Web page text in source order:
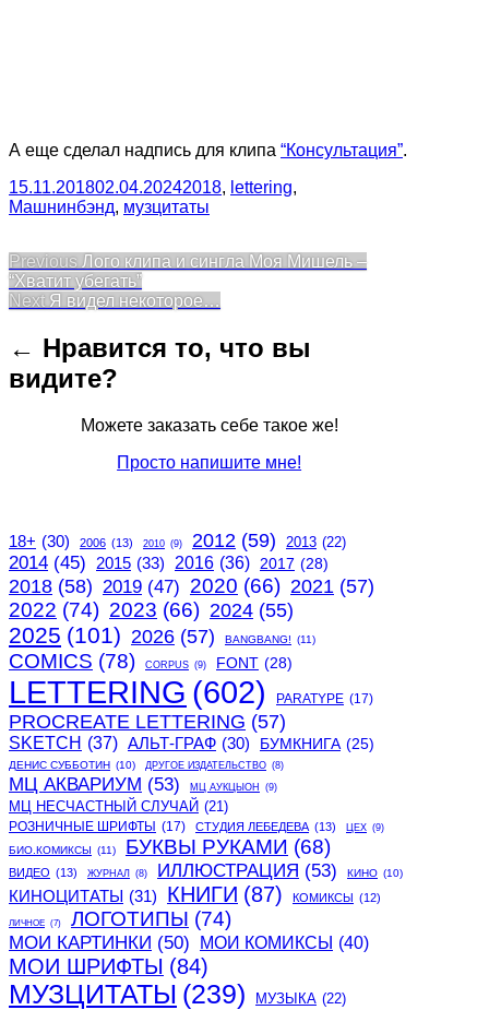
А еще сделал надпись для клипа “Консультация”.
15.11.201802.04.20242018, lettering,
Машнинбэнд, музцитаты
Post
navigation
Previous Previous
post:
Лого клипа и сингла Моя Мишель –
“Хватит убегать”
Next Next
Я видел некоторое…
← Нравится то, что вы
видите?
Можете заказать себе такое же!
Просто напишите мне!
18+ (30) 2006 (13) 2010 (9) 2012 (59) 2013 (22)
2014 (45) 2015 (33) 2016 (36) 2017 (28)
2018 (58) 2019 (47) 2020 (66) 2021 (57)
2022 (74) 2023 (66) 2024 (55)
2025 (101) 2026 (57) BANGBANG! (11)
COMICS (78) CORPUS (9) FONT (28)
LETTERING (602) PARATYPE (17)
PROCREATE LETTERING (57)
SKETCH (37) АЛЬТ-ГРАФ (30) БУМКНИГА (25)
ДЕНИС СУББОТИН (10) ДРУГОЕ ИЗДАТЕЛЬСТВО (8)
МЦ АКВАРИУМ (53) МЦ АУКЦЫОН (9)
МЦ НЕСЧАСТНЫЙ СЛУЧАЙ (21)
РОЗНИЧНЫЕ ШРИФТЫ (17) СТУДИЯ ЛЕБЕДЕВА (13) ЦЕХ (9)
БИО.КОМИКСЫ (11) БУКВЫ РУКАМИ (68)
ВИДЕО (13) ЖУРНАЛ (8) ИЛЛЮСТРАЦИЯ (53) КИНО (10)
КИНОЦИТАТЫ (31) КНИГИ (87) КОМИКСЫ (12)
ЛИЧНОЕ (7) ЛОГОТИПЫ (74)
МОИ КАРТИНКИ (50) МОИ КОМИКСЫ (40)
МОИ ШРИФТЫ (84)
МУЗЦИТАТЫ (239) МУЗЫКА (22)